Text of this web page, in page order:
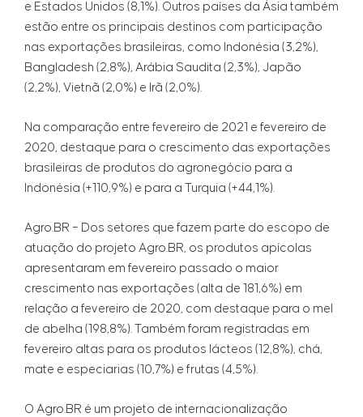
e Estados Unidos (8,1%). Outros países da Ásia também
estão entre os principais destinos com participação
nas exportações brasileiras, como Indonésia (3,2%),
Bangladesh (2,8%), Arábia Saudita (2,3%), Japão
(2,2%), Vietnã (2,0%) e Irã (2,0%).
Na comparação entre fevereiro de 2021 e fevereiro de
2020, destaque para o crescimento das exportações
brasileiras de produtos do agronegócio para a
Indonésia (+110,9%) e para a Turquia (+44,1%).
Agro.BR – Dos setores que fazem parte do escopo de
atuação do projeto Agro.BR, os produtos apícolas
apresentaram em fevereiro passado o maior
crescimento nas exportações (alta de 181,6%) em
relação a fevereiro de 2020, com destaque para o mel
de abelha (198,8%). Também foram registradas em
fevereiro altas para os produtos lácteos (12,8%), chá,
mate e especiarias (10,7%) e frutas (4,5%).
O Agro.BR é um projeto de internacionalização